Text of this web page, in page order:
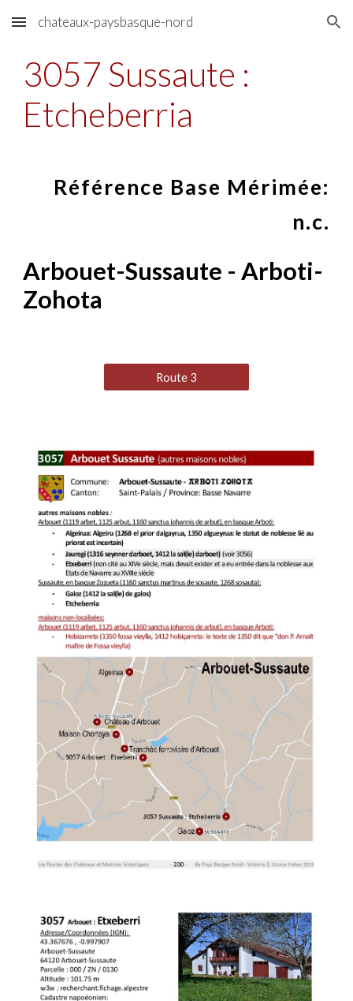
Skip to main content Skip to navigation
chateaux-paysbasque-nord
3057 Sussaute :
Etcheberria
Référence Base Mérimée:
n.c.
Arbouet-Sussaute - Arboti-
Zohota
Route 3